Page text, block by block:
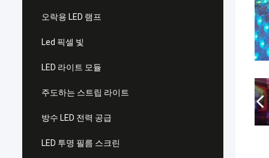
오락용 LED 램프
Led 픽셀 빛
LED 라이트 모듈
주도하는 스트립 라이트
방수 LED 전력 공급
LED 투명 필름 스크린